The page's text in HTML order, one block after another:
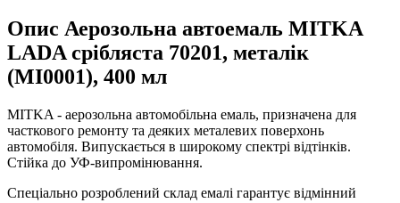
Опис Аерозольна автоемаль MITKA
LADA срібляста 70201, металік
(MI0001), 400 мл
MITKA - аерозольна автомобільна емаль, призначена для
часткового ремонту та деяких металевих поверхонь
автомобіля. Випускається в широкому спектрі відтінків.
Стійка до УФ-випромінювання.
Спеціально розроблений склад емалі гарантує відмінний